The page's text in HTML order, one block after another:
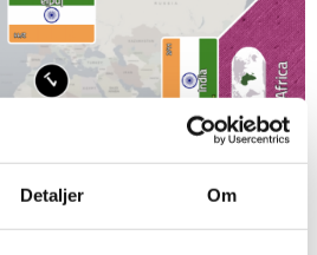
Detaljer Om